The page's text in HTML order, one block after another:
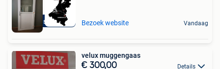
5-punt sluiting Bezoek website Vandaag
velux muggengaas
€ 300,00 Details